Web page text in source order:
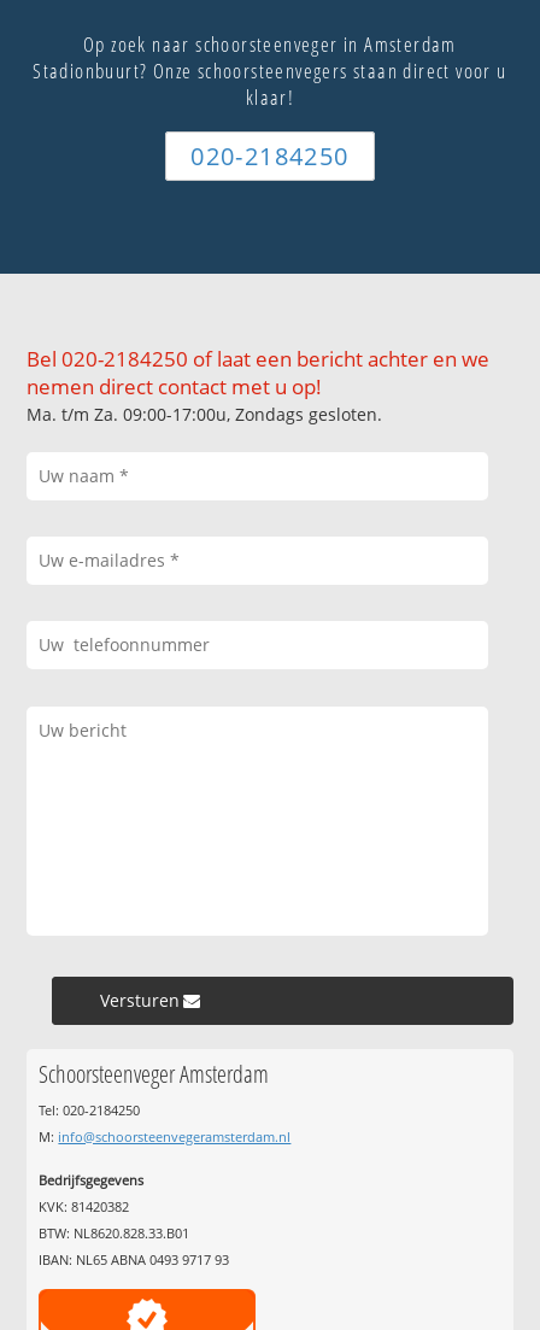
Op zoek naar schoorsteenveger in Amsterdam
Stadionbuurt? Onze schoorsteenvegers staan direct voor u
klaar!
020-2184250
Bel 020-2184250 of laat een bericht achter en we
nemen direct contact met u op!
Ma. t/m Za. 09:00-17:00u, Zondags gesloten.
Versturen »
Schoorsteenveger Amsterdam
Tel: 020-2184250
M: info@schoorsteenvegeramsterdam.nl
Bedrijfsgegevens
KVK: 81420382
BTW: NL8620.828.33.B01
IBAN: NL65 ABNA 0493 9717 93